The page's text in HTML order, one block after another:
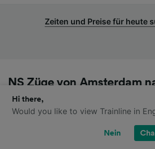
Zeiten und Preise für heute
NS Züge von Amsterdam
Nieuweschans
Fahren Sie von Amsterdam nach Bad
mit den Zügen dieser Anbieter: NS.
Hi there,
Would you like to view Trainline in
Nein